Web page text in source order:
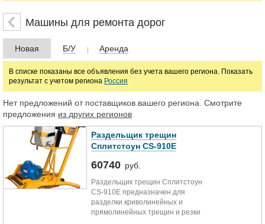
Цена
руб.
Марка
Машины для ремонта дорог
Новая Б/У Аренда
В списке показаны все объявления без учета вашего региона. Показать
результат с учетом региона Россия
Нет предложений от поставщиков вашего региона. Смотрите
предложения из других регионов
Раздельщик трещин
Сплитстоун CS-910E
60740 руб.
Раздельщик трещин Сплитстоун
CS-910E предназначен для
разделки криволинейных и
прямолинейных трещин и резки